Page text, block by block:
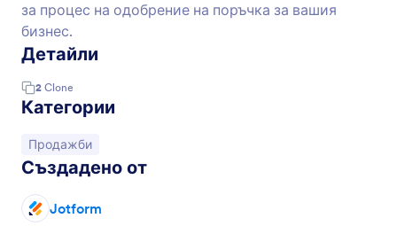
за процес на одобрение на поръчка за вашия
бизнес.
Детайли
2 Clone
Категории
Отидете на категорията:
Продажби
Създадено от
Jotform